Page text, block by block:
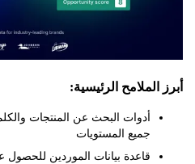
الرئيسية:
أدوات البحث عن المنتجات والكلمات
جميع المستويات
قاعدة بيانات الموردين للحصول على